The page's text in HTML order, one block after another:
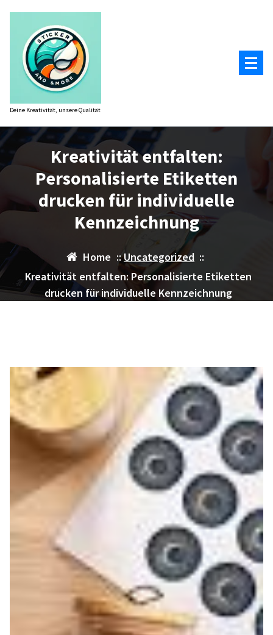
springen
Deine Kreativität, unsere Qualität
Kreativität entfalten:
Personalisierte Etiketten
drucken für individuelle
Kennzeichnung
Home ::Uncategorized ::
Kreativität entfalten: Personalisierte Etiketten
drucken für individuelle Kennzeichnung